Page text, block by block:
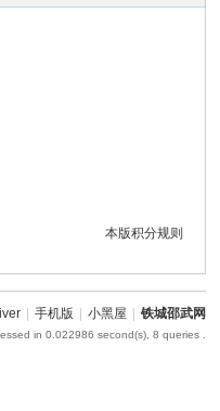
本版积分规则
手机版 小黑屋 铁城邵武网
in 0.022986 second(s), 8 queries .